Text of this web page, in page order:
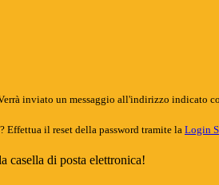
inviato un messaggio all'indirizzo indicato
Effettua il reset della password tramite la Login
casella di posta elettronica!